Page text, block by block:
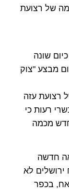
של רצועת
שונה
ששרר בקיץ 2014 בתום מבצע "צוק
רצועת עזה
רעות כי
מכמה
חדשה
ירושלים לא
בכפר